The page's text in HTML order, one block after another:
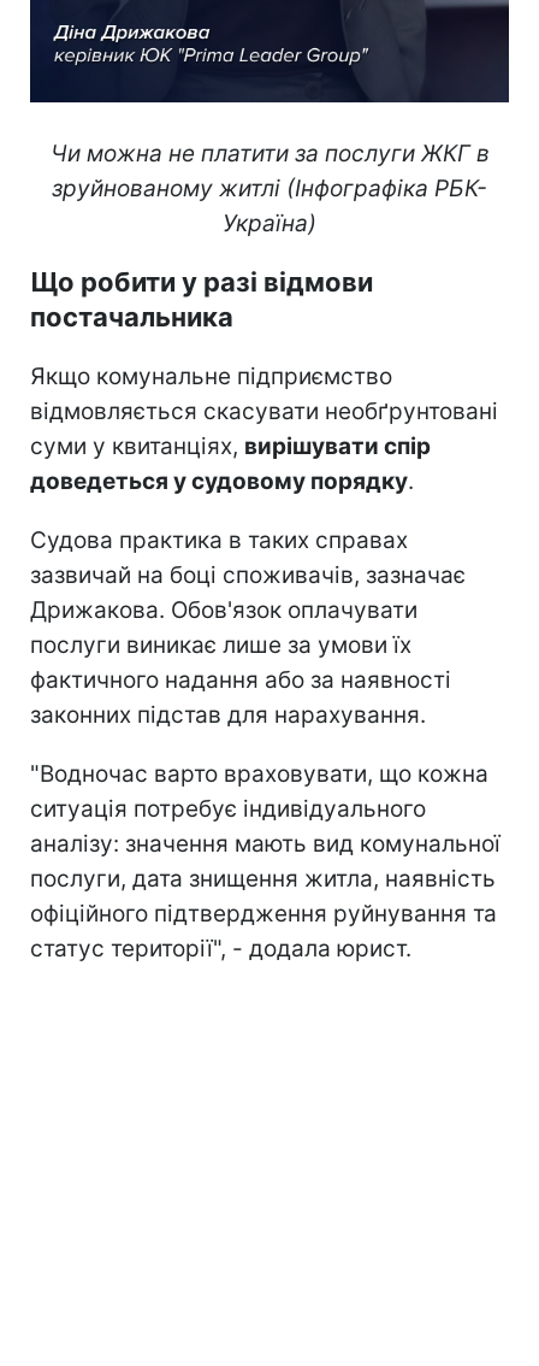
Чи можна не платити за послуги ЖКГ в
зруйнованому житлі (Інфографіка РБК-
Україна)
Що робити у разі відмови
постачальника
Якщо комунальне підприємство
відмовляється скасувати необґрунтовані
суми у квитанціях, вирішувати спір
доведеться у судовому порядку.
Судова практика в таких справах
зазвичай на боці споживачів, зазначає
Дрижакова. Обов'язок оплачувати
послуги виникає лише за умови їх
фактичного надання або за наявності
законних підстав для нарахування.
"Водночас варто враховувати, що кожна
ситуація потребує індивідуального
аналізу: значення мають вид комунальної
послуги, дата знищення житла, наявність
офіційного підтвердження руйнування та
статус території", - додала юрист.